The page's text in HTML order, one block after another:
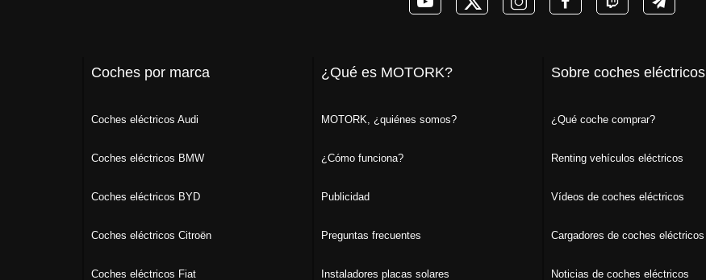
Coches por marca
Coches eléctricos Audi
Coches eléctricos BMW
Coches eléctricos BYD
Coches eléctricos Citroën
Coches eléctricos Fiat
¿Qué es MOTORK?
MOTORK, ¿quiénes somos?
¿Cómo funciona?
Publicidad
Preguntas frecuentes
Instaladores placas solares
Sobre coches eléctricos
¿Qué coche comprar?
Renting vehículos eléctricos
Vídeos de coches eléctricos
Cargadores de coches eléctricos
Noticias de coches eléctricos